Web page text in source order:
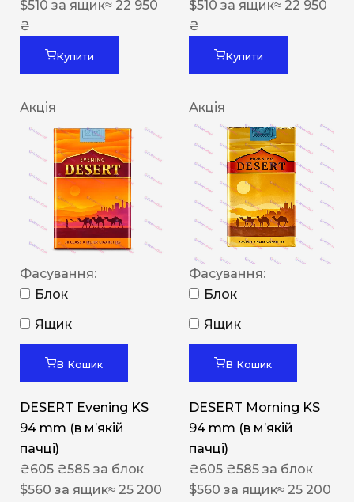
$510 за ящик≈ 22 950
₴
Купити
$510 за ящик≈ 22 950
₴
Купити
Акція
Фасування:
Блок
Ящик
В Кошик
DESERT Evening KS
94 mm (в мʼякій
пачці)
₴605 ₴585 за блок
$560 за ящик≈ 25 200
Акція
Фасування:
Блок
Ящик
В Кошик
DESERT Morning KS
94 mm (в мʼякій
пачці)
₴605 ₴585 за блок
$560 за ящик≈ 25 200